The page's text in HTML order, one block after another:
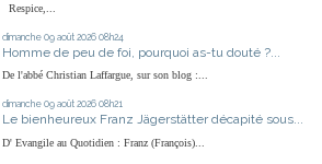
Respice,...
dimanche 09 août 2026 08h24
Homme de peu de foi, pourquoi as-tu douté ?...
De l'abbé Christian Laffargue, sur son blog :...
dimanche 09 août 2026 08h21
Le bienheureux Franz Jägerstätter décapité sous...
D' Evangile au Quotidien : Franz (François)...